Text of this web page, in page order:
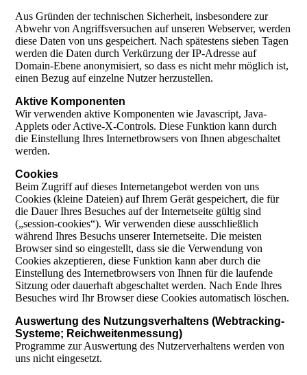
Aus Gründen der technischen Sicherheit, insbesondere zur
Abwehr von Angriffsversuchen auf unseren Webserver, werden
diese Daten von uns gespeichert. Nach spätestens sieben Tagen
werden die Daten durch Verkürzung der IP-Adresse auf
Domain-Ebene anonymisiert, so dass es nicht mehr möglich ist,
einen Bezug auf einzelne Nutzer herzustellen.
Aktive Komponenten
Wir verwenden aktive Komponenten wie Javascript, Java-
Applets oder Active-X-Controls. Diese Funktion kann durch
die Einstellung Ihres Internetbrowsers von Ihnen abgeschaltet
werden.
Cookies
Beim Zugriff auf dieses Internetangebot werden von uns
Cookies (kleine Dateien) auf Ihrem Gerät gespeichert, die für
die Dauer Ihres Besuches auf der Internetseite gültig sind
(„session-cookies“). Wir verwenden diese ausschließlich
während Ihres Besuchs unserer Internetseite. Die meisten
Browser sind so eingestellt, dass sie die Verwendung von
Cookies akzeptieren, diese Funktion kann aber durch die
Einstellung des Internetbrowsers von Ihnen für die laufende
Sitzung oder dauerhaft abgeschaltet werden. Nach Ende Ihres
Besuches wird Ihr Browser diese Cookies automatisch löschen.
Auswertung des Nutzungsverhaltens (Webtracking-
Systeme; Reichweitenmessung)
Programme zur Auswertung des Nutzerverhaltens werden von
uns nicht eingesetzt.